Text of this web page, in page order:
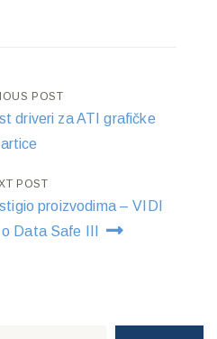
POST
driveri za ATI grafičke
POST
proizvodima – VIDI
Data Safe III